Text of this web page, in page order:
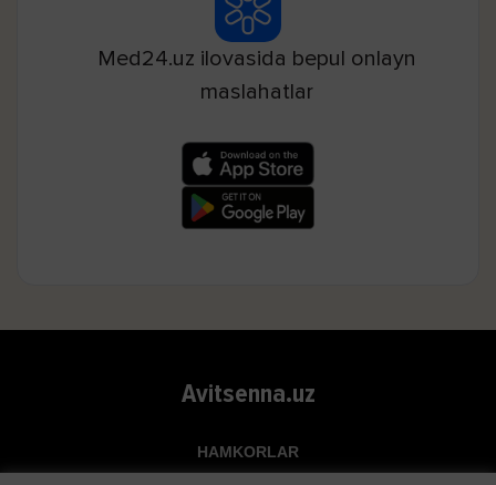
Med24.uz ilovasida bepul onlayn
maslahatlar
Avitsenna.uz
HAMKORLAR